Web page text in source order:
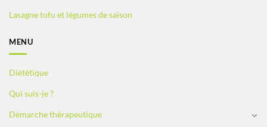
Lasagne tofu et légumes de saison
MENU
Diététique
Qui suis-je ?
Démarche thérapeutique